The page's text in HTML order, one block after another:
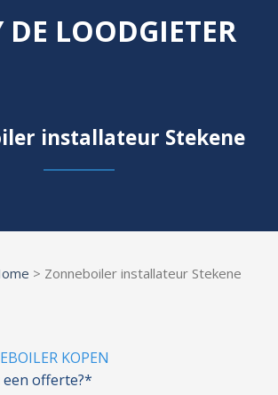
DE LOODGIETER
installateur Stekene
> Zonneboiler installateur Stekene
KOPEN
offerte?*